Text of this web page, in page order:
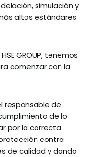
simulación y
altos estándares
GROUP, tenemos
comenzar con la
responsable de
de lo
por la correcta
contra
de calidad y dando